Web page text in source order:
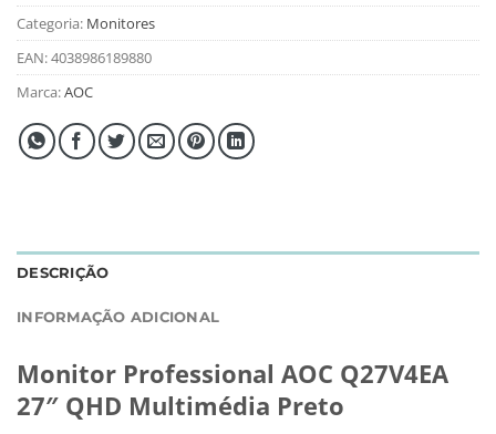
Categoria: Monitores
EAN:4038986189880
Marca:AOC
DESCRIÇÃO
INFORMAÇÃO ADICIONAL
Monitor Professional AOC Q27V4EA
27″ QHD Multimédia Preto